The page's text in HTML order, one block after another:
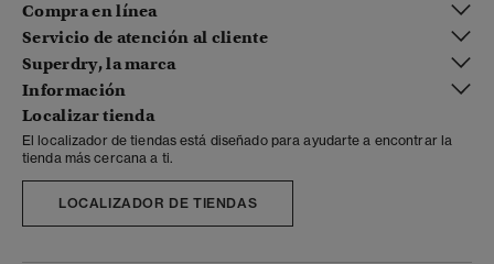
Compra en línea
Servicio de atención al cliente
Superdry, la marca
Información
Localizar tienda
El localizador de tiendas está diseñado para ayudarte a encontrar la
tienda más cercana a ti.
LOCALIZADOR DE TIENDAS